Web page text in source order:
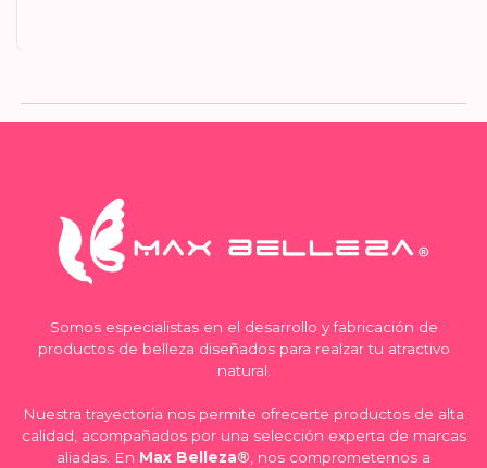
Somos especialistas en el desarrollo y fabricación de
productos de belleza diseñados para realzar tu atractivo
natural.
Nuestra trayectoria nos permite ofrecerte productos de alta
calidad, acompañados por una selección experta de marcas
aliadas. En Max Belleza® , nos comprometemos a